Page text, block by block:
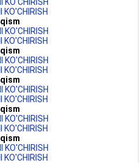
KO'CHIRISH
KO'CHIRISH
KO'CHIRISH
KO'CHIRISH
KO'CHIRISH
KO'CHIRISH
KO'CHIRISH
KO'CHIRISH
KO'CHIRISH
KO'CHIRISH
KO'CHIRISH